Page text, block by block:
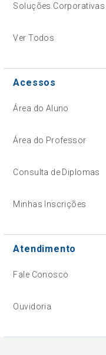
Soluções Corporativas
Ver Todos
Acessos
Área do Aluno
Área do Professor
Consulta de Diplomas
Minhas Inscrições
Atendimento
Fale Conosco
Ouvidoria